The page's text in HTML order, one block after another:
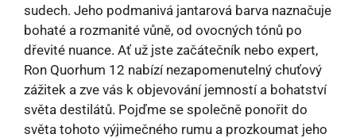
sudech. Jeho podmanivá jantarová barva naznačuje
bohaté a rozmanité vůně, od ovocných tónů po
dřevité nuance. Ať už jste začátečník nebo expert,
Ron Quorhum 12 nabízí nezapomenutelný chuťový
zážitek a zve vás k objevování jemností a bohatství
světa destilátů. Pojďme se společně ponořit do
světa tohoto výjimečného rumu a prozkoumat jeho